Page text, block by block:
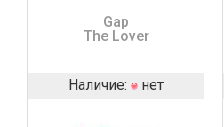
Gap
The Lover
Наличие: нет